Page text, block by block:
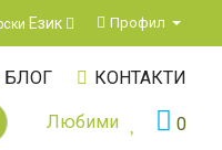
Език Профил
БЛОГ КОНТАКТИ
0
Любими